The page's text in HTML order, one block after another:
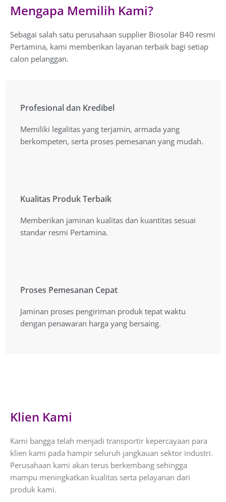
Mengapa Memilih Kami?
Sebagai salah satu perusahaan supplier Biosolar B40 resmi
Pertamina, kami memberikan layanan terbaik bagi setiap
calon pelanggan.
Profesional dan Kredibel
Memiliki legalitas yang terjamin, armada yang
berkompeten, serta proses pemesanan yang mudah.
Profesional dan Kredibel
Memiliki legalitas yang terjamin, armada yang
berkompeten, serta proses pemesanan yang mudah.
Kualitas Produk Terbaik
Memberikan jaminan kualitas dan kuantitas sesuai
standar resmi Pertamina.
Kualitas Produk Terbaik
Memberikan jaminan kualitas dan kuantitas sesuai
standar resmi Pertamina.
Proses Pemesanan Cepat
Jaminan proses pengiriman produk tepat waktu
dengan penawaran harga yang bersaing.
Proses Pemesanan Cepat
Jaminan proses pengiriman produk tepat waktu
dengan penawaran harga yang bersaing.
Klien Kami
Kami bangga telah menjadi transportir kepercayaan para
klien kami pada hampir seluruh jangkauan sektor industri.
Perusahaan kami akan terus berkembang sehingga
mampu meningkatkan kualitas serta pelayanan dari
produk kami.